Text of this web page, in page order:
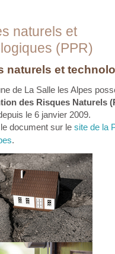
naturels et
(PPR)
naturels et
de La Salle les Alpes
des Risques Naturels
le 6 janvier 2009.
document sur le site de la
.